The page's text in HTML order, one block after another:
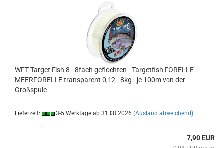
WFT Target Fish 8 - 8fach geflochten - Targetfish FORELLE
MEERFORELLE transparent 0,12 - 8kg - je 100m von der
Großspule
Lieferzeit: 3-5 Werktage ab 31.08.2026 (Ausland abweichend)
7,90 EUR